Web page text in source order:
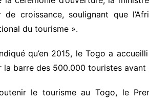
de croissance, soulignant que
du tourisme ».
qu’en 2015, le Togo a
la barre des 500.000 touristes
le tourisme au Togo, le